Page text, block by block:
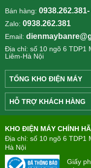
Bán hàng:
Zalo: 0938.262.381
Email:
Địa chỉ: số 10 ngõ 6 TDP1
Liêm-Hà Nội
TỔNG KHO ĐIỆN MÁY
Công
ty
Điện
TÂN
PHONG(8:00
-
22:00)
HỖ TRỢ KHÁCH HÀNG
hiểu
về
mua
trả
góp
KHO ĐIỆN MÁY CHÍNH
Địa chỉ: số 10 ngõ 6 TDP1
Hà Nội
Giấy